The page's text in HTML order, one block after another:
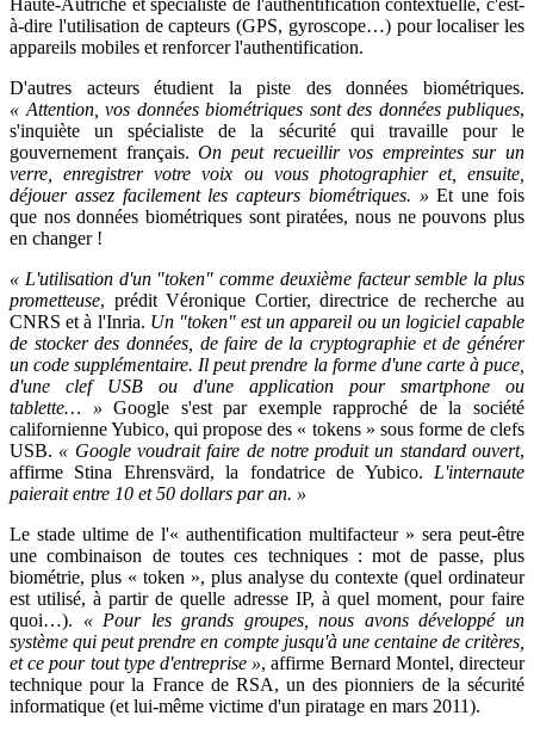
à-dire l'utilisation de capteurs (GPS, gyroscope…) pour localiser les
appareils mobiles et renforcer l'authentification.
D'autres acteurs étudient la piste des données biométriques.
« Attention, vos données biométriques sont des données publiques,
s'inquiète un spécialiste de la sécurité qui travaille pour le
gouvernement français.On peut recueillir vos empreintes sur un
verre, enregistrer votre voix ou vous photographier et, ensuite,
déjouer assez facilement les capteurs biométriques. » Et une fois
que nos données biométriques sont piratées, nous ne pouvons plus
en changer !
« L'utilisation d'un "token" comme deuxième facteur semble la plus
prometteuse, prédit Véronique Cortier, directrice de recherche au
CNRS et à l'Inria. Un "token" est un appareil ou un logiciel capable
de stocker des données, de faire de la cryptographie et de générer
un code supplémentaire. Il peut prendre la forme d'une carte à puce,
d'une clef USB ou d'une application pour smartphone ou
tablette… »Google s'est par exemple rapproché de la société
californienne Yubico, qui propose des « tokens » sous forme de clefs
USB. « Google voudrait faire de notre produit un standard ouvert,
affirme Stina Ehrensvärd, la fondatrice de Yubico. L'internaute
paierait entre 10 et 50 dollars par an. »
Le stade ultime de l'« authentification multifacteur » sera peut-être
une combinaison de toutes ces techniques : mot de passe, plus
biométrie, plus « token », plus analyse du contexte (quel ordinateur
est utilisé, à partir de quelle adresse IP, à quel moment, pour faire
quoi…). « Pour les grands groupes, nous avons développé un
système qui peut prendre en compte jusqu'à une centaine de critères,
et ce pour tout type d'entreprise », affirme Bernard Montel, directeur
technique pour la France de RSA, un des pionniers de la sécurité
informatique (et lui-même victime d'un piratage en mars 2011).